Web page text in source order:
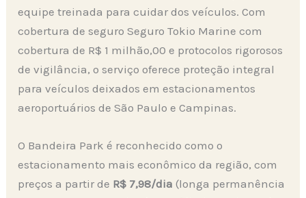
equipe treinada para cuidar dos veículos. Com
cobertura de seguro Seguro Tokio Marine com
cobertura de R$ 1 milhão,00 e protocolos rigorosos
de vigilância, o serviço oferece proteção integral
para veículos deixados em estacionamentos
aeroportuários de São Paulo e Campinas.
O Bandeira Park é reconhecido como o
estacionamento mais econômico da região, com
preços a partir de R$ 7,98/dia (longa permanência